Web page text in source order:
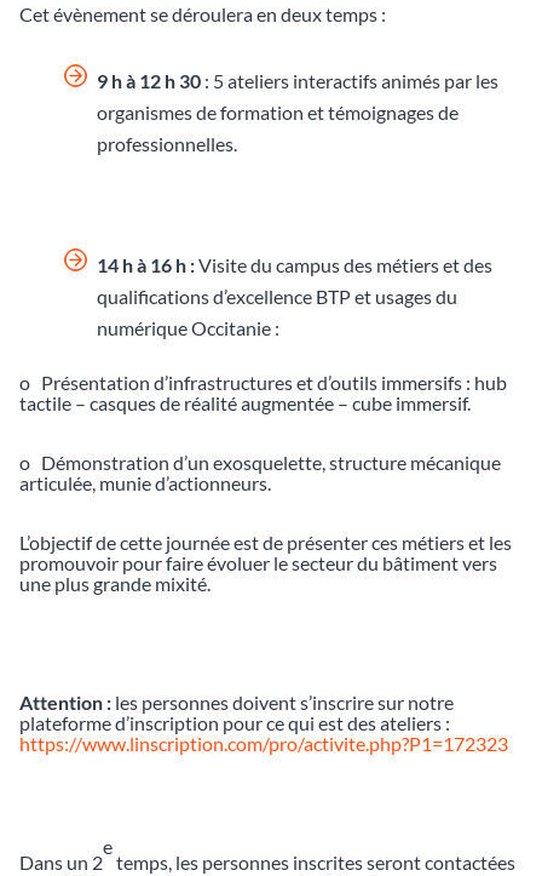
Cet évènement se déroulera en deux temps :
9 h à 12 h 30 : 5 ateliers interactifs animés par les
organismes de formation et témoignages de
professionnelles.
14 h à 16 h :Visite du campus des métiers et des
qualifications d’excellence BTP et usages du
numérique Occitanie :
o Présentation d’infrastructures et d’outils immersifs : hub
tactile – casques de réalité augmentée – cube immersif.
o Démonstration d’un exosquelette, structure mécanique
articulée, munie d’actionneurs.
L’objectif de cette journée est de présenter ces métiers et les
promouvoir pour faire évoluer le secteur du bâtiment vers
une plus grande mixité.
Attention : les personnes doivent s’inscrire sur notre
plateforme d’inscription pour ce qui est des ateliers :
https://www.linscription.com/pro/activite.php?P1=172323
Dans un 2
e
temps, les personnes inscrites seront contactées